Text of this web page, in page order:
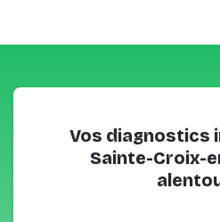
Vos diagnostics
Sainte-Croix-